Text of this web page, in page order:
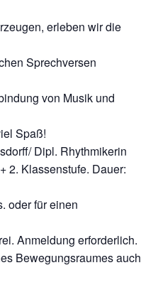
erleben wir die
Sprechversen
von Musik und
Spaß!
Dipl. Rhythmikerin
2. Klassenstufe. Dauer:
oder für einen
Anmeldung erforderlich.
Bewegungsraumes auch